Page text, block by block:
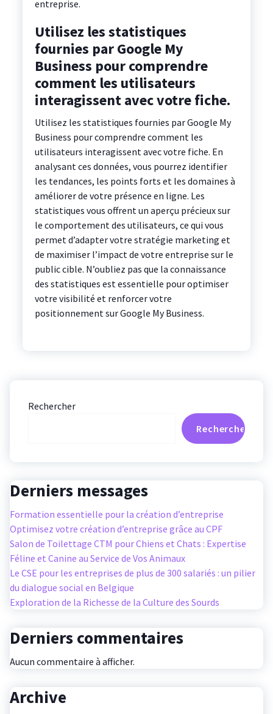
entreprise.
Utilisez les statistiques
fournies par Google My
Business pour comprendre
comment les utilisateurs
interagissent avec votre fiche.
Utilisez les statistiques fournies par Google My
Business pour comprendre comment les
utilisateurs interagissent avec votre fiche. En
analysant ces données, vous pourrez identifier
les tendances, les points forts et les domaines à
améliorer de votre présence en ligne. Les
statistiques vous offrent un aperçu précieux sur
le comportement des utilisateurs, ce qui vous
permet d’adapter votre stratégie marketing et
de maximiser l’impact de votre entreprise sur le
public cible. N’oubliez pas que la connaissance
des statistiques est essentielle pour optimiser
votre visibilité et renforcer votre
positionnement sur Google My Business.
Rechercher
Rechercher
Derniers messages
Formation essentielle pour la création d’entreprise
Optimisez votre création d’entreprise grâce au CPF
Salon de Toilettage CTM pour Chiens et Chats : Expertise
Féline et Canine au Service de Vos Animaux
Le CSE pour les entreprises de plus de 300 salariés : un pilier
du dialogue social en Belgique
Exploration de la Richesse de la Culture des Sourds
Derniers commentaires
Aucun commentaire à afficher.
Archive